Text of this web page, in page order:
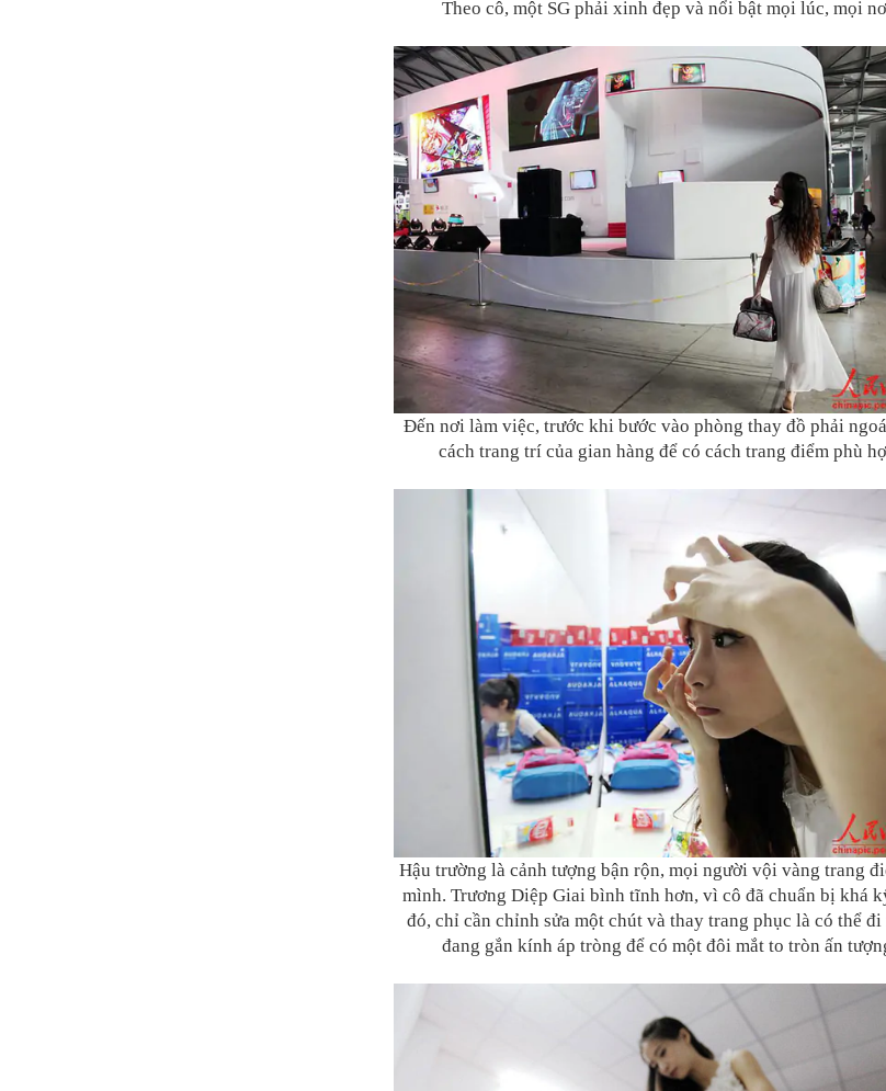
Theo cô, một SG phải xinh đẹp và nổi bật mọi lúc, mọi
Đến nơi làm việc, trước khi bước vào phòng thay đồ phải
cách trang trí của gian hàng để có cách trang điểm phù
Hậu trường là cảnh tượng bận rộn, mọi người vội vàng trang
mình. Trương Diệp Giai bình tĩnh hơn, vì cô đã chuẩn bị khá
đó, chỉ cần chỉnh sửa một chút và thay trang phục là có thể đi
đang gắn kính áp tròng để có một đôi mắt to tròn ấn